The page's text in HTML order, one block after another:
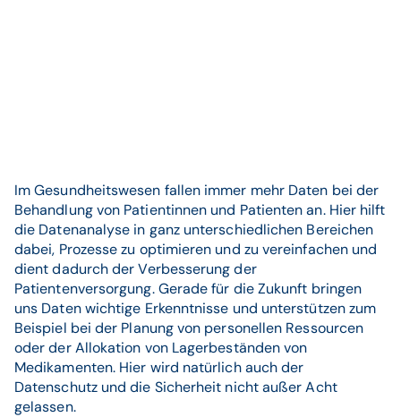
Im Gesundheitswesen fallen immer mehr Daten bei der
Behandlung von Patientinnen und Patienten an. Hier hilft
die Datenanalyse in ganz unterschiedlichen Bereichen
dabei, Prozesse zu optimieren und zu vereinfachen und
dient dadurch der Verbesserung der
Patientenversorgung. Gerade für die Zukunft bringen
uns Daten wichtige Erkenntnisse und unterstützen zum
Beispiel bei der Planung von personellen Ressourcen
oder der Allokation von Lagerbeständen von
Medikamenten. Hier wird natürlich auch der
Datenschutz und die Sicherheit nicht außer Acht
gelassen.